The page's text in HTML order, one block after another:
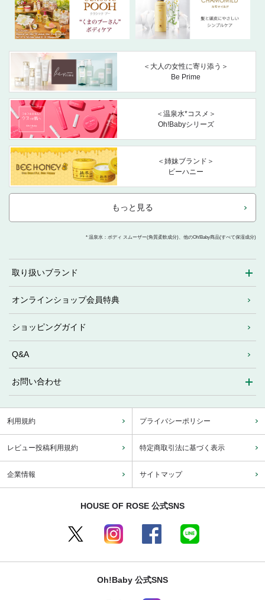
＜大人の女性に寄り添う＞
Be Prime
＜温泉水*コスメ＞
Oh!Babyシリーズ
＜姉妹ブランド＞
ビーハニー
もっと見る
* 温泉水：ボディ スムーザー(角質柔軟成分)、他のOh!Baby商品(すべて保湿成分)
取り扱いブランド
オンラインショップ会員特典
ショッピングガイド
Q&A
お問い合わせ
利用規約 プライバシーポリシー
レビュー投稿利用規約 特定商取引法に基づく表示
企業情報 サイトマップ
HOUSE OF ROSE 公式SNS
Oh!Baby 公式SNS